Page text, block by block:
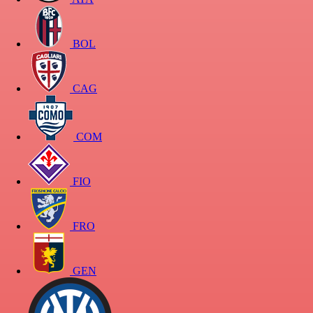
BOL
CAG
COM
FIO
FRO
GEN